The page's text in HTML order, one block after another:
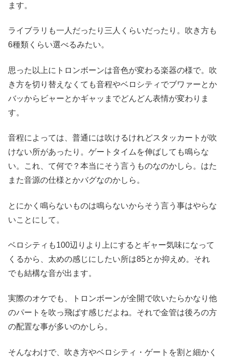
ます。
ライブラリも一人だったり三人くらいだったり。吹き方も
6種類くらい選べるみたい。
思った以上にトロンボーンは音色が変わる楽器の様で。吹
き方を切り替えなくても音程やベロシティでブワァーとか
バッからビャーとかギャッまでどんどん表情が変わりま
す。
音程によっては、普通には吹けるけれどスタッカートが吹
けない所があったり。ゲートタイムを伸ばしても鳴らな
い。これ、て何で？本当にそう言うものなのかしら。はた
また音源の仕様とかバグなのかしら。
とにかく鳴らないものは鳴らないからそう言う事はやらな
いことにして。
ベロシティも100辺りより上にするとギャー気味になって
くるから、太めの感じにしたい所は85とか抑えめ。それ
でも結構な音が出ます。
実際のオケでも、トロンボーンが全開で吹いたらかなり他
のパートを吹っ飛ばす感じだよね。それで金管は後ろの方
の配置な事が多いのかしら。
そんなわけで、吹き方やベロシティ・ゲートを割と細かく